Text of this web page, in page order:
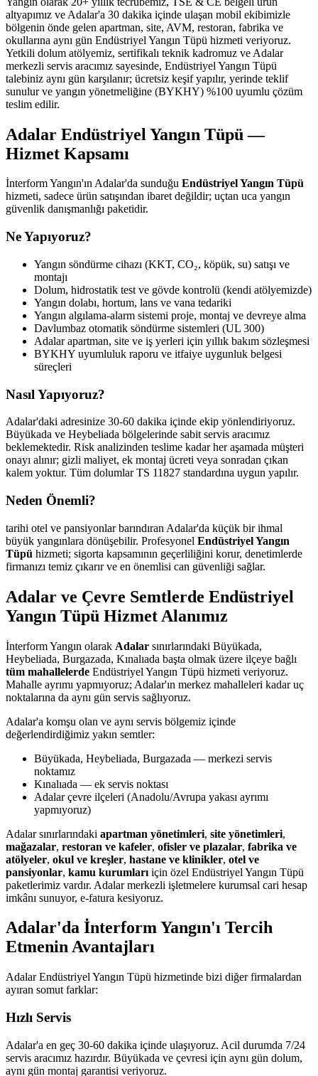
altyapımız ve Adalar'a 30 dakika içinde ulaşan mobil ekibimizle
bölgenin önde gelen apartman, site, AVM, restoran, fabrika ve
okullarına aynı gün Endüstriyel Yangın Tüpü hizmeti veriyoruz.
Yetkili dolum atölyemiz, sertifikalı teknik kadromuz ve Adalar
merkezli servis aracımız sayesinde, Endüstriyel Yangın Tüpü
talebiniz aynı gün karşılanır; ücretsiz keşif yapılır, yerinde teklif
sunulur ve yangın yönetmeliğine (BYKHY) %100 uyumlu çözüm
teslim edilir.
Adalar Endüstriyel Yangın Tüpü —
Hizmet Kapsamı
İnterform Yangın'ın Adalar'da sunduğu Endüstriyel Yangın Tüpü
hizmeti, sadece ürün satışından ibaret değildir; uçtan uca yangın
güvenlik danışmanlığı paketidir.
Ne Yapıyoruz?
Yangın söndürme cihazı (KKT, CO₂, köpük, su) satışı ve
montajı
Dolum, hidrostatik test ve gövde kontrolü (kendi atölyemizde)
Yangın dolabı, hortum, lans ve vana tedariki
Yangın algılama-alarm sistemi proje, montaj ve devreye alma
Davlumbaz otomatik söndürme sistemleri (UL 300)
Adalar apartman, site ve iş yerleri için yıllık bakım sözleşmesi
BYKHY uyumluluk raporu ve itfaiye uygunluk belgesi
süreçleri
Nasıl Yapıyoruz?
Adalar'daki adresinize 30-60 dakika içinde ekip yönlendiriyoruz.
Büyükada ve Heybeliada bölgelerinde sabit servis aracımız
beklemektedir. Risk analizinden teslime kadar her aşamada müşteri
onayı alınır; gizli maliyet, ek montaj ücreti veya sonradan çıkan
kalem yoktur. Tüm dolumlar TS 11827 standardına uygun yapılır.
Neden Önemli?
tarihi otel ve pansiyonlar barındıran Adalar'da küçük bir ihmal
büyük yangınlara dönüşebilir. Profesyonel Endüstriyel Yangın
Tüpü hizmeti; sigorta kapsamının geçerliliğini korur, denetimlerde
firmanızı temiz çıkarır ve en önemlisi can güvenliği sağlar.
Adalar ve Çevre Semtlerde Endüstriyel
Yangın Tüpü Hizmet Alanımız
İnterform Yangın olarak Adalar sınırlarındaki Büyükada,
Heybeliada, Burgazada, Kınalıada başta olmak üzere ilçeye bağlı
tüm mahallelerde Endüstriyel Yangın Tüpü hizmeti veriyoruz.
Mahalle ayrımı yapmıyoruz; Adalar'ın merkez mahalleleri kadar uç
noktalarına da aynı gün servis sağlıyoruz.
Adalar'a komşu olan ve aynı servis bölgemiz içinde
değerlendirdiğimiz yakın semtler:
Büyükada, Heybeliada, Burgazada — merkezi servis
noktamız
Kınalıada — ek servis noktası
Adalar çevre ilçeleri (Anadolu/Avrupa yakası ayrımı
yapmıyoruz)
Adalar sınırlarındaki apartman yönetimleri, site yönetimleri,
mağazalar, restoran ve kafeler, ofisler ve plazalar, fabrika ve
atölyeler, okul ve kreşler, hastane ve klinikler, otel ve
pansiyonlar, kamu kurumları için özel Endüstriyel Yangın Tüpü
paketlerimiz vardır. Adalar merkezli işletmelere kurumsal cari hesap
imkânı sunuyor, e-fatura kesiyoruz.
Adalar'da İnterform Yangın'ı Tercih
Etmenin Avantajları
Adalar Endüstriyel Yangın Tüpü hizmetinde bizi diğer firmalardan
ayıran somut farklar:
Hızlı Servis
Adalar'a en geç 30-60 dakika içinde ulaşıyoruz. Acil durumda 7/24
servis aracımız hazırdır. Büyükada ve çevresi için aynı gün dolum,
aynı gün montaj garantisi veriyoruz.